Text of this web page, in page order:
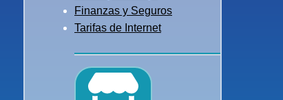
Finanzas y Seguros
Tarifas de Internet